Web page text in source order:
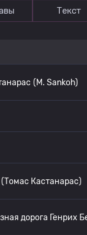
Текст
(M. Sankoh)
(Томас Кастанарас)
дорога Генрих